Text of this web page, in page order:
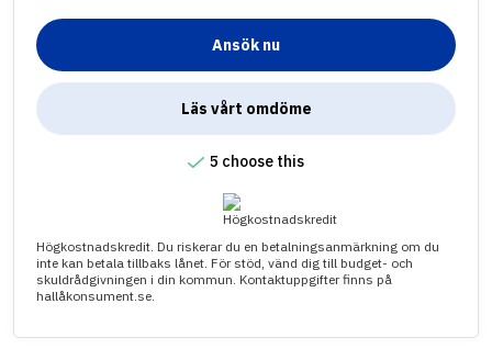
Ansök nu
Läs vårt omdöme
5 choose this
Högkostnadskredit. Du riskerar du en betalningsanmärkning om du
inte kan betala tillbaks lånet. För stöd, vänd dig till budget- och
skuldrådgivningen i din kommun. Kontaktuppgifter finns på
hallåkonsument.se.